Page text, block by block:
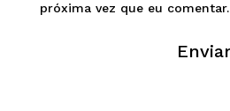
próxima vez que eu comentar.